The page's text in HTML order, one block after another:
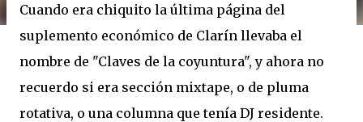
Cuando era chiquito la última página del
suplemento económico de Clarín llevaba el
nombre de "Claves de la coyuntura", y ahora no
recuerdo si era sección mixtape, o de pluma
rotativa, o una columna que tenía DJ residente.